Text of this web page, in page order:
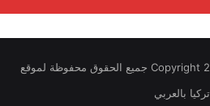
© Copyright 2026, arab-turkey.com.tr جميع الحقوق محفوظة لموقع
تركيا بالعربي